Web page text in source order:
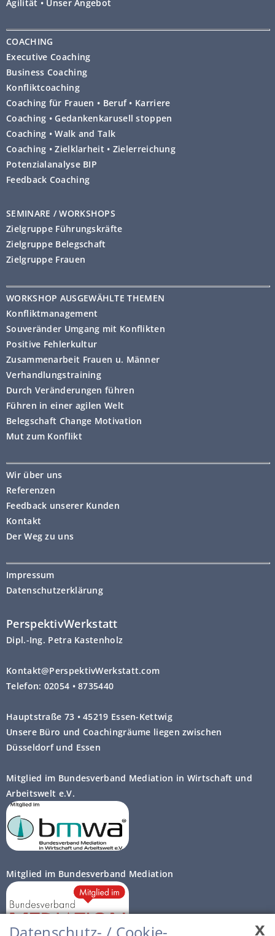
Agilität • Unser Angebot
COACHING
Executive Coaching
Business Coaching
Konfliktcoaching
Coaching für Frauen • Beruf • Karriere
Coaching • Gedankenkarusell stoppen
Coaching • Walk and Talk
Coaching • Zielklarheit • Zielerreichung
Potenzialanalyse BIP
Feedback Coaching
SEMINARE / WORKSHOPS
Zielgruppe Führungskräfte
Zielgruppe Belegschaft
Zielgruppe Frauen
WORKSHOP AUSGEWÄHLTE THEMEN
Konfliktmanagement
Souveränder Umgang mit Konflikten
Positive Fehlerkultur
Zusammenarbeit Frauen u. Männer
Verhandlungstraining
Durch Veränderungen führen
Führen in einer agilen Welt
Belegschaft Change Motivation
Mut zum Konflikt
Wir über uns
Referenzen
Feedback unserer Kunden
Kontakt
Der Weg zu uns
Impressum
Datenschutzerklärung
PerspektivWerkstatt
Dipl.-Ing. Petra Kastenholz
Kontakt@PerspektivWerkstatt.com
Telefon: 02054 • 8735440
Hauptstraße 73 • 45219 Essen-Kettwig
Unsere Büro und Coachingräume liegen zwischen
Düsseldorf und Essen
Mitglied im Bundesverband Mediation in Wirtschaft und
Arbeitswelt e.V.
Mitglied im Bundesverband Mediation
x